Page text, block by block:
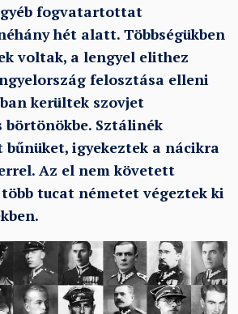
fogvatartottat
hét alatt. Többségükben
voltak, a lengyel elithez
felosztása elleni
kerültek szovjet
börtönökbe. Sztálinék
igyekeztek a nácikra
Az el nem követett
tucat németet végeztek ki